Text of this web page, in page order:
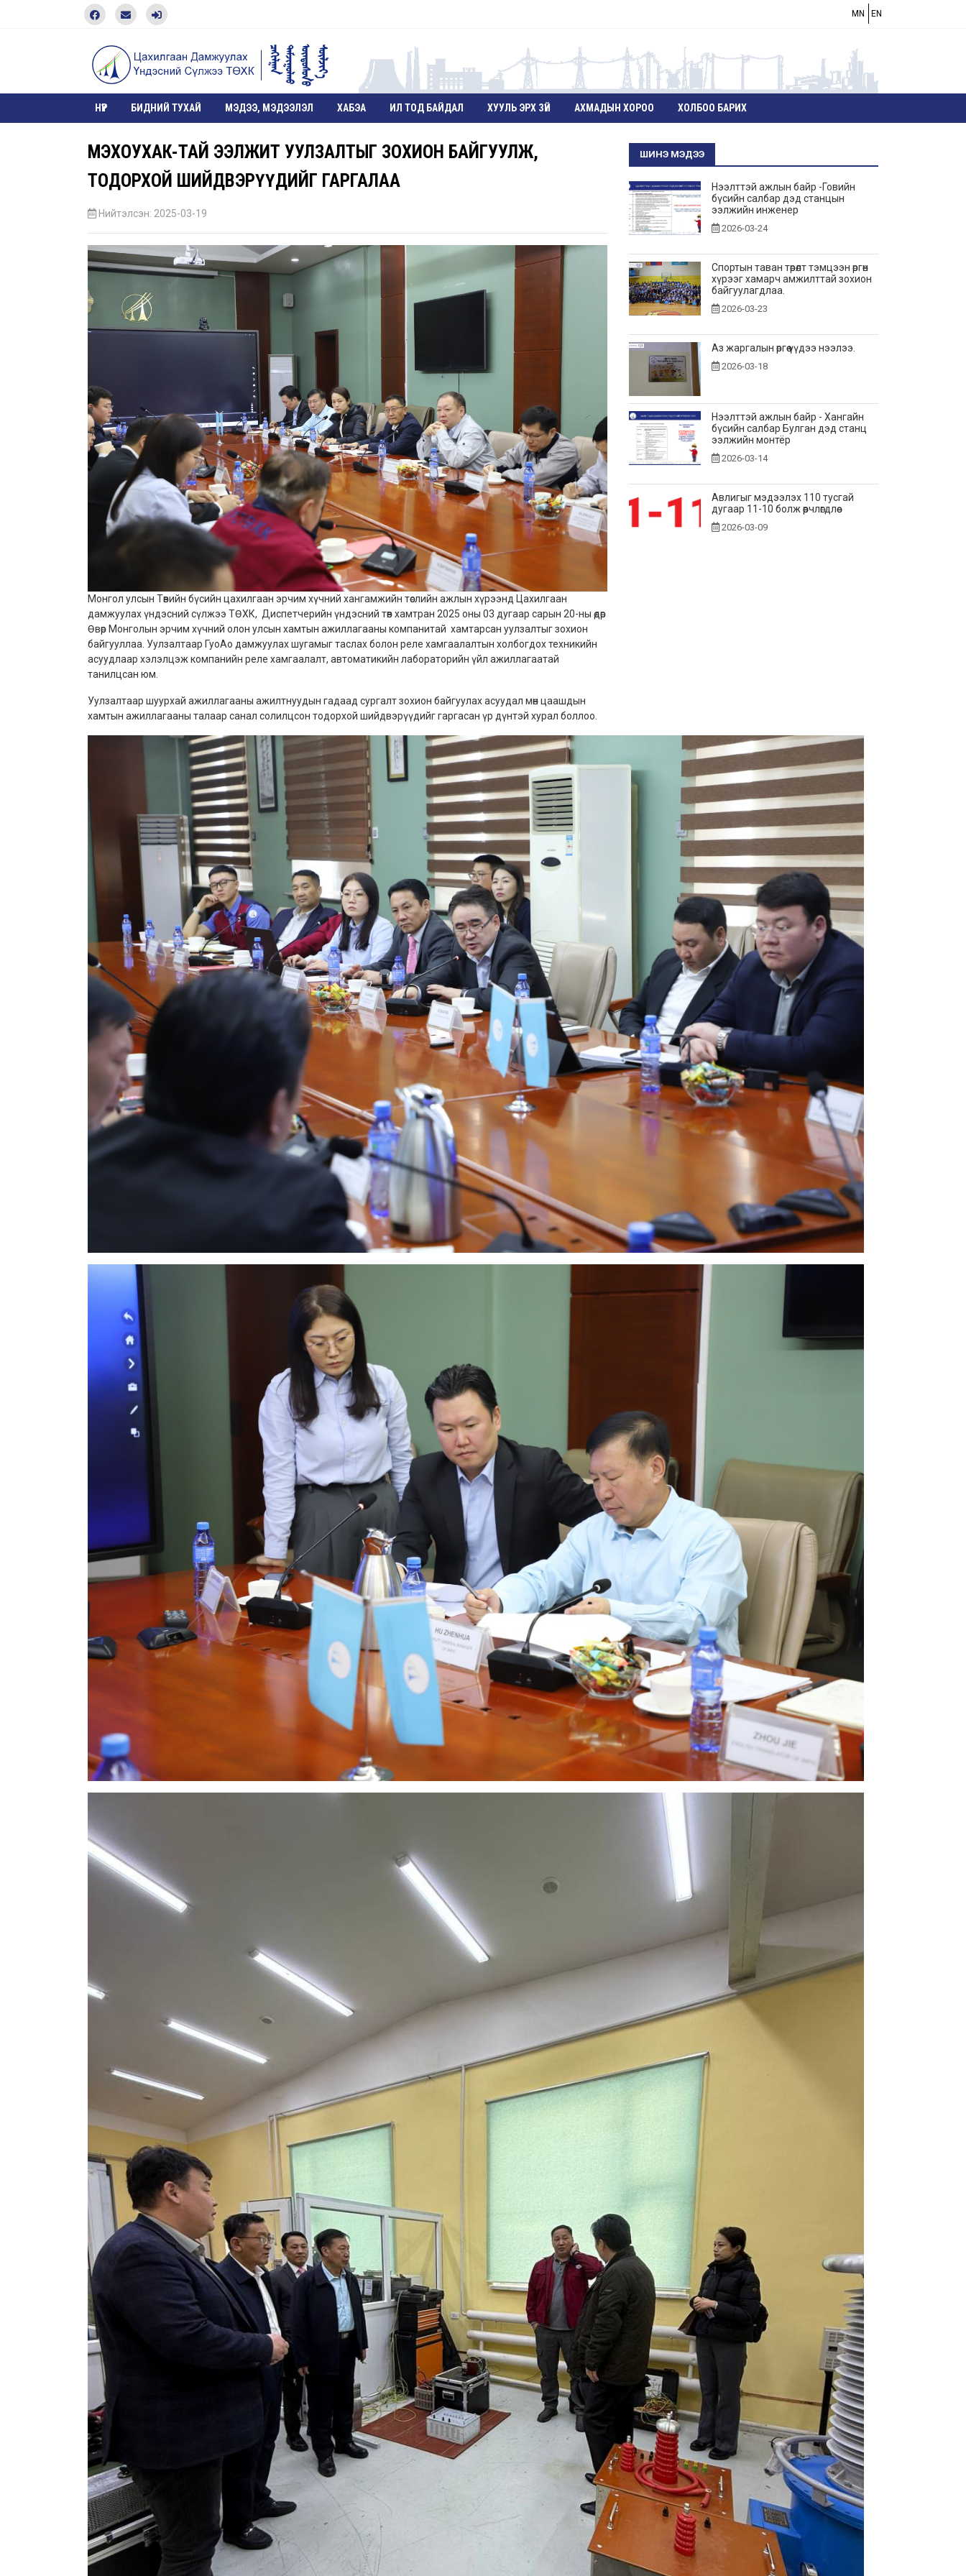
MN EN
НҮҮР БИДНИЙ ТУХАЙ МЭДЭЭ, МЭДЭЭЛЭЛ ХАБЭА ИЛ ТОД БАЙДАЛ ХУУЛЬ ЭРХ ЗҮЙ АХМАДЫН ХОРОО ХОЛБОО БАРИХ
ӨМЭХОУХАК-ТАЙ ЭЭЛЖИТ УУЛЗАЛТЫГ ЗОХИОН БАЙГУУЛЖ,
ТОДОРХОЙ ШИЙДВЭРҮҮДИЙГ ГАРГАЛАА
Нийтэлсэн: 2025-03-19
Монгол улсын Төвийн бүсийн цахилгаан эрчим хүчний хангамжийн төслийн ажлын хүрээнд Цахилгаан
дамжуулах үндэсний сүлжээ ТӨХК, Диспетчерийн үндэсний төв хамтран 2025 оны 03 дугаар сарын 20-ны өдөр
Өвөр Монголын эрчим хүчний олон улсын хамтын ажиллагааны компанитай хамтарсан уулзалтыг зохион
байгууллаа. Уулзалтаар ГуоАо дамжуулах шугамыг таслах болон реле хамгаалалтын холбогдох техникийн
асуудлаар хэлэлцэж компанийн реле хамгаалалт, автоматикийн лабораторийн үйл ажиллагаатай
танилцсан юм.
Уулзалтаар шуурхай ажиллагааны ажилтнуудын гадаад сургалт зохион байгуулах асуудал мөн цаашдын
хамтын ажиллагааны талаар санал солилцсон тодорхой шийдвэрүүдийг гаргасан үр дүнтэй хурал боллоо.
ШИНЭ МЭДЭЭ
Нээлттэй ажлын байр -Говийн
бүсийн салбар дэд станцын
ээлжийн инженер
2026-03-24
Спортын таван төрөлт тэмцээн өргөн
хүрээг хамарч амжилттай зохион
байгуулагдлаа.
2026-03-23
Аз жаргалын өргөө үүдээ нээлээ.
2026-03-18
Нээлттэй ажлын байр - Хангайн
бүсийн салбар Булган дэд станц
ээлжийн монтёр
2026-03-14
Авлигыг мэдээлэх 110 тусгай
дугаар 11-10 болж өөрчлөгдлөө
2026-03-09
2026-02-12
Эмгэнэл
2026-02-10
Нээлттэй ажлын байр - Төв
удирдлага, тусгай зориулалтын
машин механизмын жолооч
2026-02-04
“Жендэрийн тэгш байдал, тэгш
оролцоо бизнесийн давуу тал
болох нь” сургалт зохио...
2026-01-29
Нээлттэй ажлын байр -
Улаанбаатар салбар,
сантехникийн слесарь
2026-01-29
Нээлттэй ажлын байр -
Улаанбаатар салбар, шугам
засварын монтёр
2026-01-23
Нээлттэй ажлын байр -
Улаанбаатар салбар, дэд станцын
засварын монтёр
2026-01-22
УИХ-ын гишүүн С.Цэнгүүн
Цахилгаан дамжуулах үндэсний
сүлжээ ТӨХК-д ажиллалаа.
“Эрчим хүчний сүлжээний
найдвартай байдлыг дэмжих
2026-01-17
Нээлттэй ажлын байр -
Улаанбаатар салбар, Захиргаа, аж
ахуйн албанд үйлчлэгч
2026-01-16